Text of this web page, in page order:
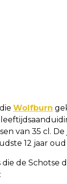
Wolfburn
van 35 cl. De
12 jaar oud
die de Schotse